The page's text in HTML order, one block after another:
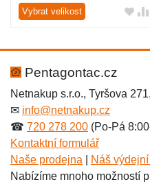
Vybrat velikost
Pentagontac.cz
Netnakup s.r.o., Tyršova
✉ info@netnakup.cz
☎ 720 278 200 (Po-Pá
Kontaktní formulář
Naše prodejna
Náš
Nabízíme mnoho možností